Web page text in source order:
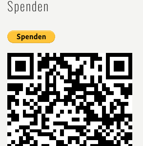
Spenden